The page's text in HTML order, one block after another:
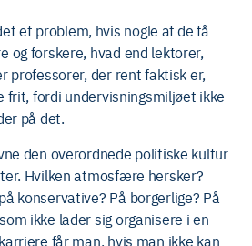
et problem, hvis nogle af de få
og forskere, hvad end lektorer,
professorer, der rent faktisk er,
fordi undervisningsmiljøet ikke
på det.
den overordnede politiske kultur
Hvilken atmosfære hersker?
konservative? På borgerlige? På
ikke lader sig organisere i en
får man, hvis man ikke kan